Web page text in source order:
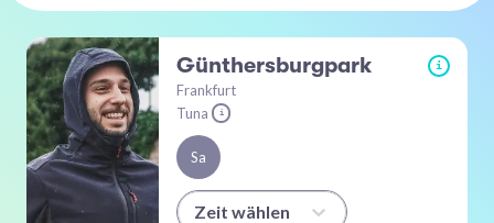
Günthersburgpark i
Frankfurt
Tuna
i
Sa
Zeit wählen